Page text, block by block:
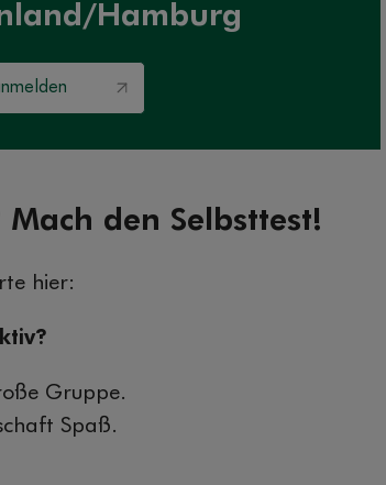
Hamburg
den Selbsttest!
hier:
Gruppe.
Spaß.